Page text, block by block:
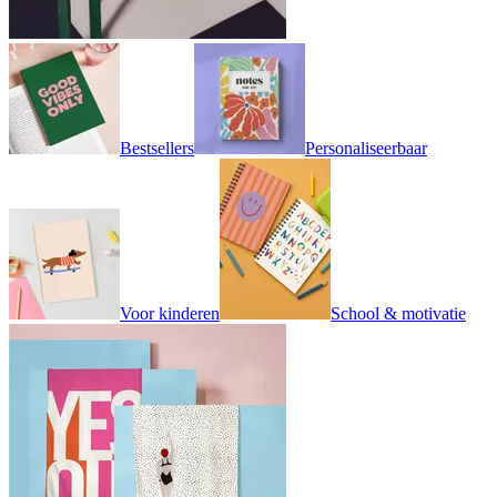
Bestsellers Personaliseerbaar
Voor kinderen School & motivatie